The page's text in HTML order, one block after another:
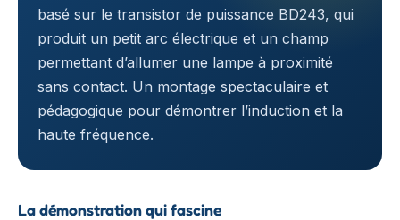
basé sur le transistor de puissance BD243, qui
produit un petit arc électrique et un champ
permettant d’allumer une lampe à proximité
sans contact. Un montage spectaculaire et
pédagogique pour démontrer l’induction et la
haute fréquence.
La démonstration qui fascine